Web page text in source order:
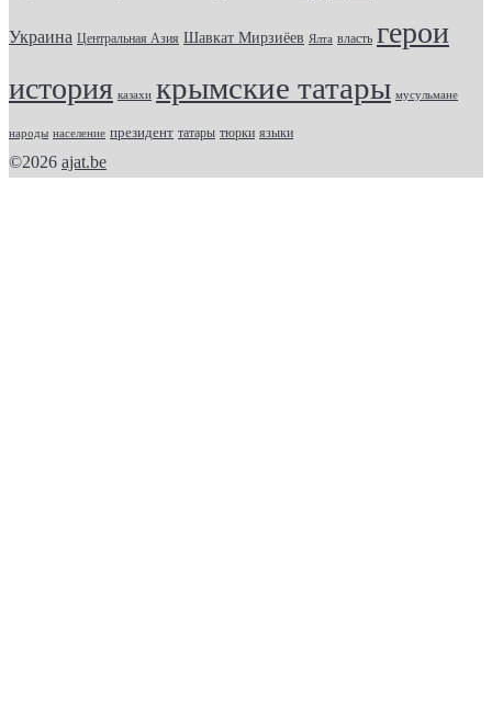
Украина Центральная Азия Шавкат Мирзиёев Ялта власть герои
история казахи крымские татары мусульмане
народы население президент татары тюрки языки
©2026 ajat.be